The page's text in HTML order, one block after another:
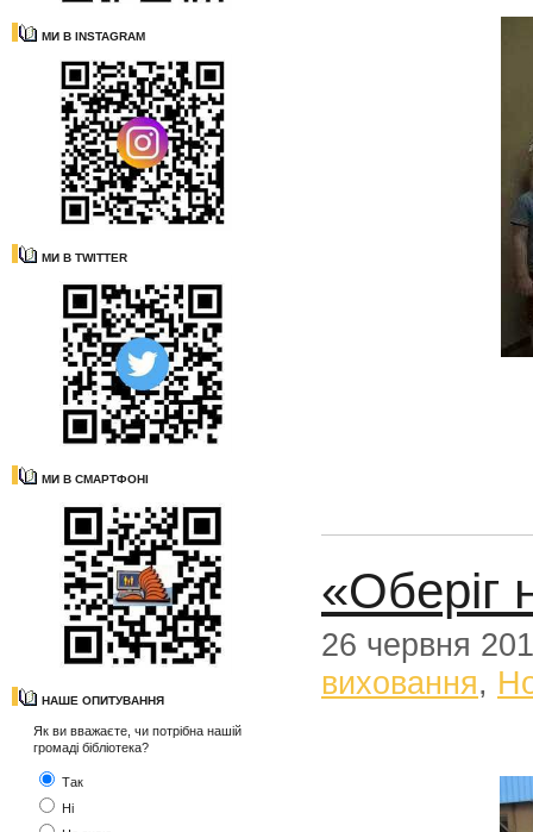
МИ В INSTAGRAM
МИ В TWITTER
МИ В СМАРТФОНІ
НАШЕ ОПИТУВАННЯ
Як ви вважаєте, чи потрібна нашій
громаді бібліотека?
Так
Ні
«Оберіг
26 червня
виховання,